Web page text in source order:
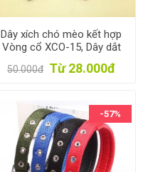
Dây xích chó mèo kết hợp
Vòng cổ XCO-15, Dây dắt
chó đi dạo, dây buộc mèo
50.000đ Từ 28.000đ
-57%